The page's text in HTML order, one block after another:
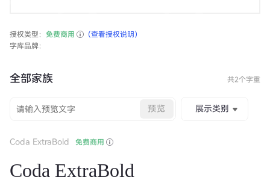
授权类型： 免费商用
（查看授权说明）
字库品牌：
全部家族 共2个字重
预览 展示类别
Coda ExtraBold 免费商用
Coda ExtraBold